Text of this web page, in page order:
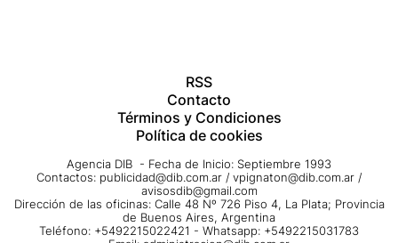
RSS
Contacto
Términos y Condiciones
Política de cookies
Agencia DIB - Fecha de Inicio: Septiembre 1993
Contactos: publicidad@dib.com.ar / vpignaton@dib.com.ar /
avisosdib@gmail.com
Dirección de las oficinas: Calle 48 Nº 726 Piso 4, La Plata; Provincia
de Buenos Aires, Argentina
Teléfono: +5492215022421 - Whatsapp: +5492215031783